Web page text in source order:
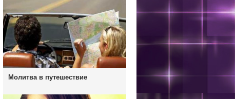
Молитва в путешествие